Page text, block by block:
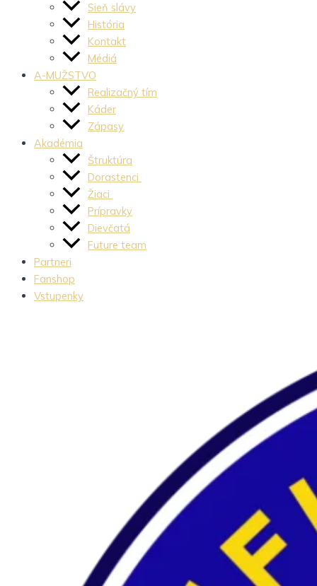
Sieň slávy
História
Kontakt
Médiá
A-MUŽSTVO
Realizačný tím
Káder
Zápasy
Akadémia
Štruktúra
Dorastenci
Žiaci
Prípravky
Dievčatá
Future team
Partneri
Fanshop
Vstupenky